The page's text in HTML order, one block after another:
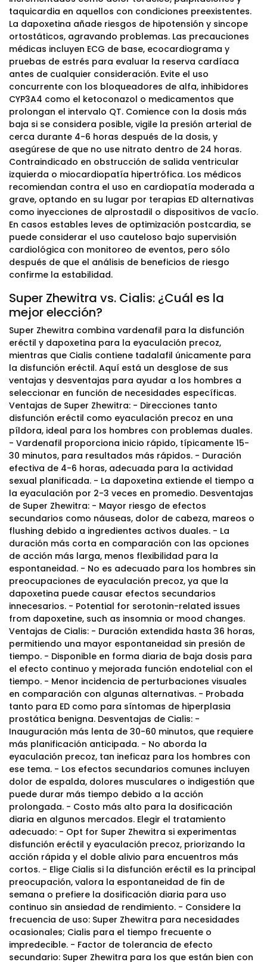
taquicardia en aquellos con condiciones preexistentes.
La dapoxetina añade riesgos de hipotensión y sincope
ortostáticos, agravando problemas. Las precauciones
médicas incluyen ECG de base, ecocardiograma y
pruebas de estrés para evaluar la reserva cardíaca
antes de cualquier consideración. Evite el uso
concurrente con los bloqueadores de alfa, inhibidores
CYP3A4 como el ketoconazol o medicamentos que
prolongan el intervalo QT. Comience con la dosis más
baja si se considera posible, vigile la presión arterial de
cerca durante 4-6 horas después de la dosis, y
asegúrese de que no use nitrato dentro de 24 horas.
Contraindicado en obstrucción de salida ventricular
izquierda o miocardiopatía hipertrófica. Los médicos
recomiendan contra el uso en cardiopatía moderada a
grave, optando en su lugar por terapias ED alternativas
como inyecciones de alprostadil o dispositivos de vacío.
En casos estables leves de optimización postcardia, se
puede considerar el uso cauteloso bajo supervisión
cardiológica con monitoreo de eventos, pero sólo
después de que el análisis de beneficios de riesgo
confirme la estabilidad.
Super Zhewitra vs. Cialis: ¿Cuál es la
mejor elección?
Super Zhewitra combina vardenafil para la disfunción
eréctil y dapoxetina para la eyaculación precoz,
mientras que Cialis contiene tadalafil únicamente para
la disfunción eréctil. Aquí está un desglose de sus
ventajas y desventajas para ayudar a los hombres a
seleccionar en función de necesidades específicas.
Ventajas de Super Zhewitra: - Direcciones tanto
disfunción eréctil como eyaculación precoz en una
píldora, ideal para los hombres con problemas duales.
- Vardenafil proporciona inicio rápido, típicamente 15-
30 minutos, para resultados más rápidos. - Duración
efectiva de 4-6 horas, adecuada para la actividad
sexual planificada. - La dapoxetina extiende el tiempo a
la eyaculación por 2-3 veces en promedio. Desventajas
de Super Zhewitra: - Mayor riesgo de efectos
secundarios como náuseas, dolor de cabeza, mareos o
flushing debido a ingredientes activos duales. - La
duración más corta en comparación con las opciones
de acción más larga, menos flexibilidad para la
espontaneidad. - No es adecuado para los hombres sin
preocupaciones de eyaculación precoz, ya que la
dapoxetina puede causar efectos secundarios
innecesarios. - Potential for serotonin-related issues
from dapoxetine, such as insomnia or mood changes.
Ventajas de Cialis: - Duración extendida hasta 36 horas,
permitiendo una mayor espontaneidad sin presión de
tiempo. - Disponible en forma diaria de baja dosis para
el efecto continuo y mejorada función endotelial con el
tiempo. - Menor incidencia de perturbaciones visuales
en comparación con algunas alternativas. - Probada
tanto para ED como para síntomas de hiperplasia
prostática benigna. Desventajas de Cialis: -
Inauguración más lenta de 30-60 minutos, que requiere
más planificación anticipada. - No aborda la
eyaculación precoz, tan ineficaz para los hombres con
ese tema. - Los efectos secundarios comunes incluyen
dolor de espalda, dolores musculares o indigestión que
puede durar más tiempo debido a la acción
prolongada. - Costo más alto para la dosificación
diaria en algunos mercados. Elegir el tratamiento
adecuado: - Opt for Super Zhewitra si experimentas
disfunción eréctil y eyaculación precoz, priorizando la
acción rápida y el doble alivio para encuentros más
cortos. - Elige Cialis si la disfunción eréctil es la principal
preocupación, valora la espontaneidad de fin de
semana o prefiere la dosificación diaria para uso
continuo sin ansiedad de rendimiento. - Considere la
frecuencia de uso: Super Zhewitra para necesidades
ocasionales; Cialis para el tiempo frecuente o
impredecible. - Factor de tolerancia de efecto
secundario: Super Zhewitra para los que están bien con